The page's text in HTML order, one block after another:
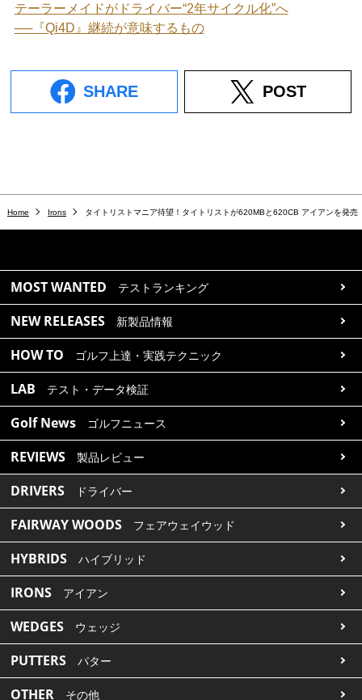
テーラーメイドがドライバー“2年サイクル化”へ
──『Qi4D』継続が意味するもの
SHARE POST
Home Irons タイトリストマニア待望！タイトリストが620MBと620CB アイアンを発売
MOST WANTED テストランキング
NEW RELEASES 新製品情報
HOW TO ゴルフ上達・実践テクニック
LAB テスト・データ検証
Golf News ゴルフニュース
REVIEWS 製品レビュー
DRIVERS ドライバー
FAIRWAY WOODS フェアウェイウッド
HYBRIDS ハイブリッド
IRONS アイアン
WEDGES ウェッジ
PUTTERS パター
OTHER その他